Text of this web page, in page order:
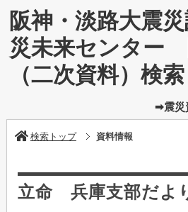
阪神・淡路大震
災未来センター
（二次資料）検索
➡震災
検索トップ 資料情報
立命 兵庫支部だ